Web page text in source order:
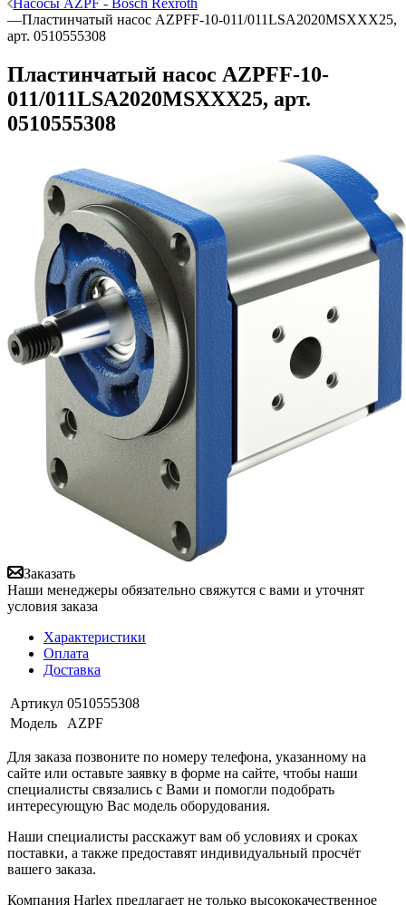
Насосы AZPF - Bosch Rexroth
—Пластинчатый насос AZPFF-10-011/011LSA2020MSXXX25,
арт. 0510555308
Пластинчатый насос AZPFF-10-
011/011LSA2020MSXXX25, арт.
0510555308
Заказать
Наши менеджеры обязательно свяжутся с вами и уточнят
условия заказа
Характеристики
Оплата
Доставка
Артикул 0510555308
Модель
AZPF
Для заказа позвоните по номеру телефона, указанному на
сайте или оставьте заявку в форме на сайте, чтобы наши
специалисты связались с Вами и помогли подобрать
интересующую Вас модель оборудования.
Наши специалисты расскажут вам об условиях и сроках
поставки, а также предоставят индивидуальный просчёт
вашего заказа.
Компания Harlex предлагает не только высококачественное